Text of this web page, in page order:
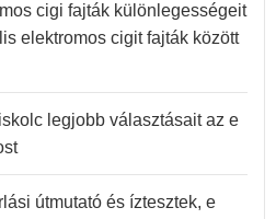
cigi fajták különlegességeit
elektromos cigit fajták között
legjobb választásait az e
útmutató és íztesztek, e